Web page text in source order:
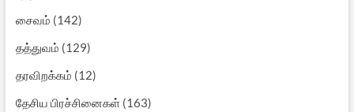
சைவம் (142)
தத்துவம் (129)
தரவிறக்கம் (12)
தேசிய பிரச்சினைகள்(163)